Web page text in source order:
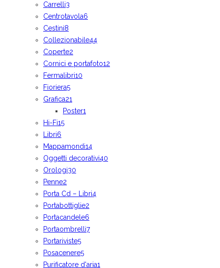
Carrelli3
Centrotavola6
Cestini8
Collezionabile44
Coperte2
Cornici e portafoto12
Fermalibri10
Fioriera5
Grafica21
Poster1
Hi-Fi15
Libri6
Mappamondi14
Oggetti decorativi40
Orologi30
Penne2
Porta Cd – Libri4
Portabottiglie2
Portacandele6
Portaombrelli7
Portariviste5
Posacenere5
Purificatore d'aria1